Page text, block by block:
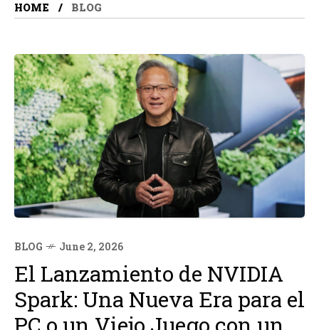
HOME BLOG
BLOG June 2, 2026
El Lanzamiento de NVIDIA
Spark: Una Nueva Era para el